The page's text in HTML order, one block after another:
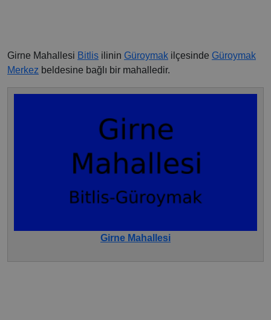
Girne Mahallesi Bitlis ilinin Güroymak ilçesinde Güroymak
Merkez beldesine bağlı bir mahalledir.
Girne Mahallesi